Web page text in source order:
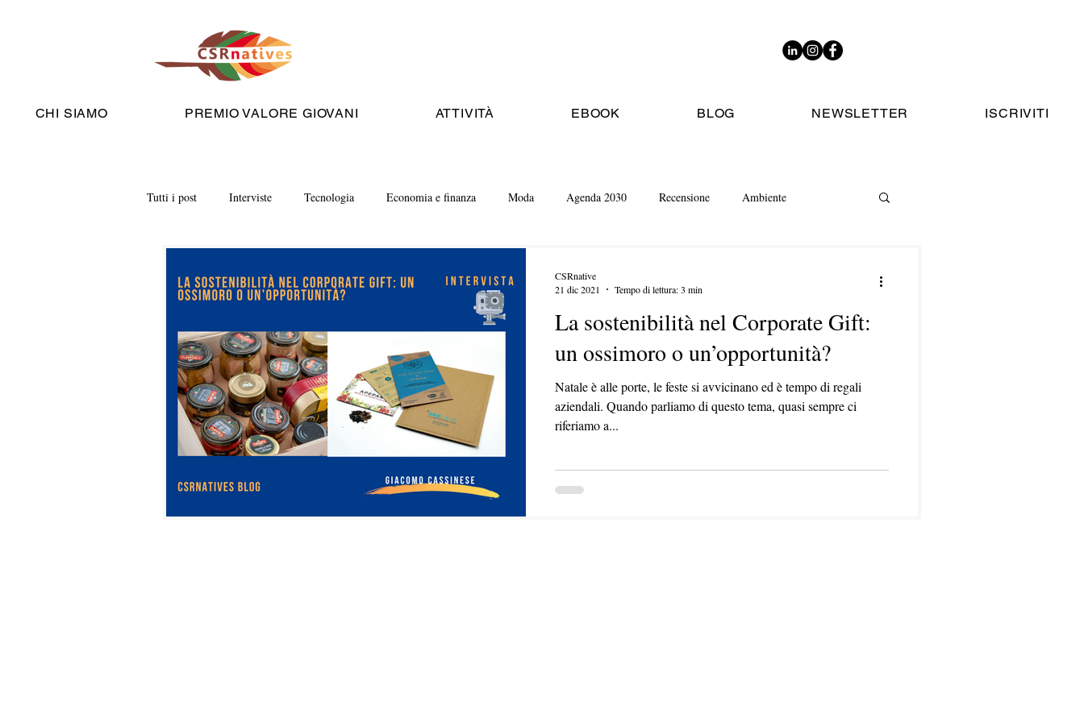
CHI SIAMO PREMIO VALORE GIOVANI ATTIVITÀ EBOOK BLOG NEWSLETTER ISCRIVITI
Tutti i post Interviste Tecnologia Economia e finanza Moda Agenda 2030 Recensione Ambiente
La sostenibilità nel Corporate Gift:
un ossimoro o un’opportunità?
Natale è alle porte, le feste si avvicinano ed è tempo di regali
aziendali. Quando parliamo di questo tema, quasi sempre ci
riferiamo a...
CSRnative
21 dic 2021
Tempo di lettura: 3 min